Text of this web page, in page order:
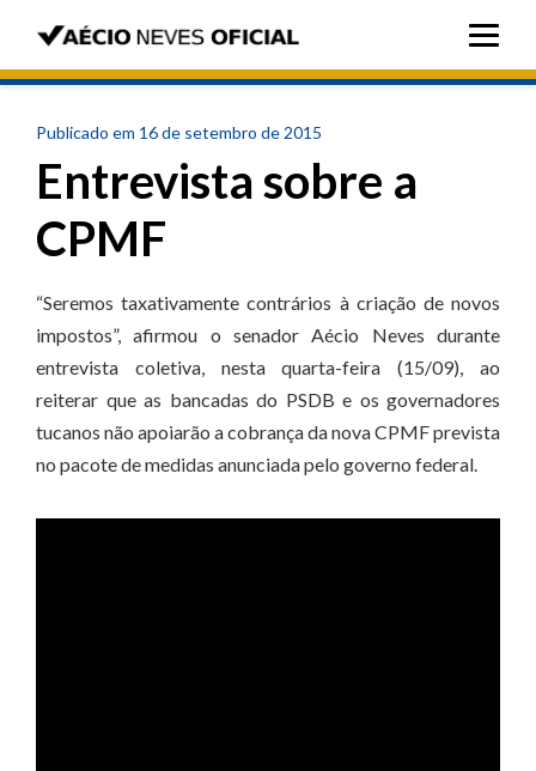
Publicado em 16 de setembro de 2015
Entrevista sobre a
CPMF
“Seremos taxativamente contrários à criação de novos
impostos”, afirmou o senador Aécio Neves durante
entrevista coletiva, nesta quarta-feira (15/09), ao
reiterar que as bancadas do PSDB e os governadores
tucanos não apoiarão a cobrança da nova CPMF prevista
no pacote de medidas anunciada pelo governo federal.